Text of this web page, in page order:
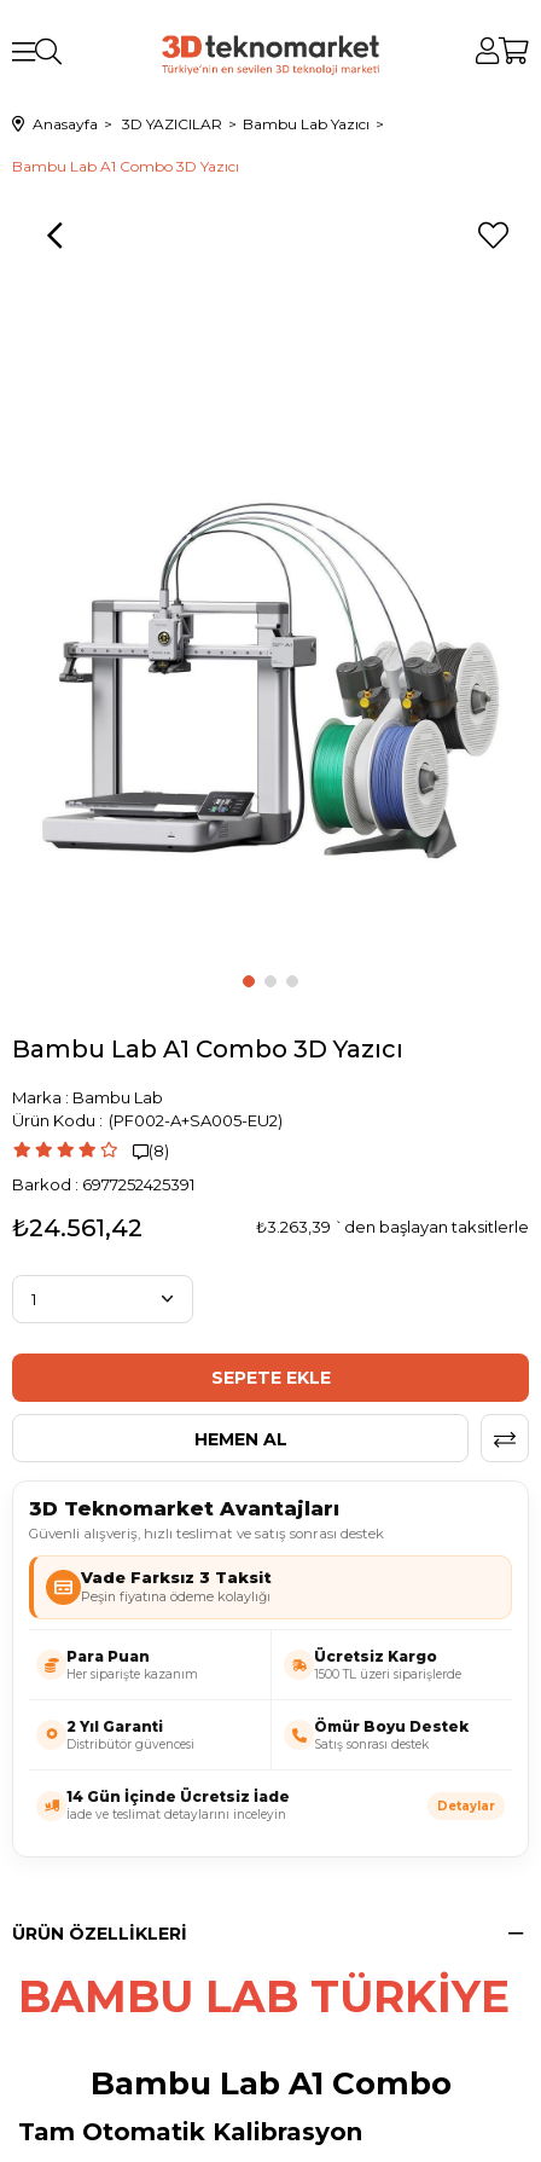
Anasayfa 3D YAZICILAR Bambu Lab Yazıcı
Bambu Lab A1 Combo 3D Yazıcı
Bambu Lab A1 Combo 3D Yazıcı
Marka : Bambu Lab
(PF002-A+SA005-EU2)
(8)
Barkod : 6977252425391
₺24.561,42 ₺3.263,39 `den başlayan taksitlerle
3D Teknomarket Avantajları
Güvenli alışveriş, hızlı teslimat ve satış sonrası destek
Vade Farksız 3 Taksit
Peşin fiyatına ödeme kolaylığı
Para Puan
Her siparişte kazanım
Ücretsiz Kargo
1500 TL üzeri siparişlerde
2 Yıl Garanti
Distribütör güvencesi
Ömür Boyu Destek
Satış sonrası destek
14 Gün İçinde Ücretsiz İade
İade ve teslimat detaylarını inceleyin
Detaylar
ÜRÜN ÖZELLIKLERI
BAMBU LAB TÜRKİYE
Bambu Lab A1 Combo
Tam Otomatik Kalibrasyon